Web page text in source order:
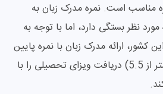
مناسب است. نمره مدرک زبان به
نظر بستگی دارد، اما با توجه به
کشور، ارائه مدرک زبان با نمره پایین
(برای مثال نمره آیلتس کمتر از 5.5) دریافت ویزای تحصیلی را با